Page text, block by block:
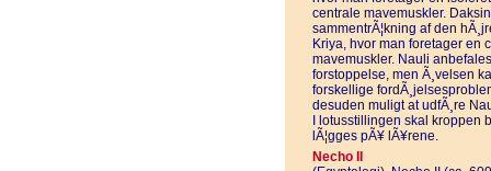
centrale mavemuskler.
sammentrÃ¦kning af den
Kriya, hvor man foretager en
mavemuskler. Nauli
forstoppelse, men Ã¸velsen
forskellige
desuden muligt at udfÃ¸re
I lotusstillingen skal kroppen
lÃ¦gges pÃ¥ lÃ¥rene.
Necho II